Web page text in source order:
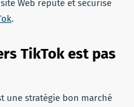
Web réputé et sécurisé
.
TikTok est pas
une stratégie bon marché